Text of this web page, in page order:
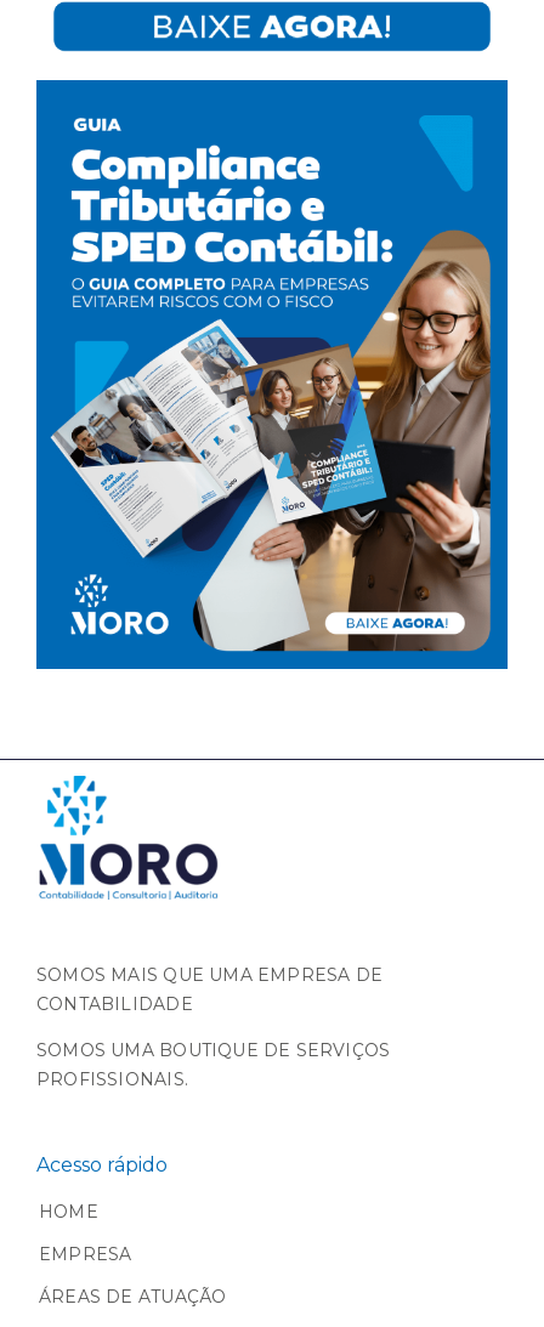
SOMOS MAIS QUE UMA EMPRESA DE
CONTABILIDADE
SOMOS UMA BOUTIQUE DE SERVIÇOS
PROFISSIONAIS.
Acesso rápido
HOME
EMPRESA
ÁREAS DE ATUAÇÃO